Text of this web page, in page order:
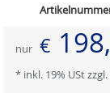
nur €
* inkl. 19% USt zzgl.